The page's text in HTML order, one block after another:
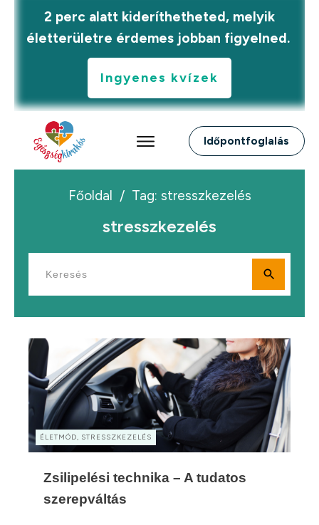
2 perc alatt kideríthetheted, melyik
életterületre érdemes jobban figyelned.
Ingyenes kvízek
Időpontfoglalás
Főoldal / Tag: stresszkezelés
stresszkezelés
ÉLETMÓD, STRESSZKEZELÉS
Zsilipelési technika – A tudatos
szerepváltás